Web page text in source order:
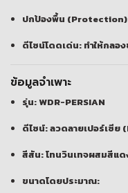
ปกป้องพื้น
ดีไซน์โดดเด่น: ทำให้กล
ข้อมูลจำเพาะ
รุ่น:WDR-PERSIAN
ดีไซน์:ลวดลายเปอร์เซีย
สีสัน: โทนวินเทจผสมสีแ
ขนาดโดยประมาณ: